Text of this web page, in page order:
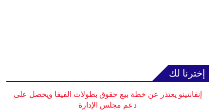
إخترنا لك
إنفانتينو يعتذر عن خطة بيع حقوق بطولات الفيفا ويحصل على
دعم مجلس الإدارة